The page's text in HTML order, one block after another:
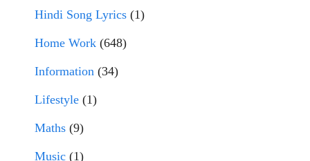
Hindi Song Lyrics (1)
Home Work (648)
Information (34)
Lifestyle (1)
Maths (9)
Music (1)